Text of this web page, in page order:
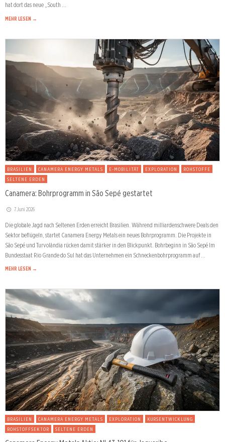
hat dort das neue „South …
MEHR LESEN →
BRASILIEN CANAMERA ENERGY METALS E-MOBILITÄT EXPLORATION
ROHSTOFFE
SELTENE ERDEN
Canamera: Bohrprogramm in São Sepé gestartet
7. Juni 2026
Die globale Jagd nach Seltenen Erden erreicht Brasilien. Während milliardenschwere Deals den
Sektor beflügeln, startet Canamera Energy Metals ein neues Bohrprogramm. Die Projekte in
São Sepé und Turvolândia rücken damit stärker in den Blickpunkt. Bohrbeginn in São Sepé Im
Bundesstaat Rio Grande do Sul hat das Unternehmen ein Schneckenbohrprogramm auf …
MEHR LESEN →
BRASILIEN CANAMERA ENERGY METALS EXPLORATION
KURSENTWICKLUNG
ROHSTOFFSEKTOR
SELTENE ERDEN